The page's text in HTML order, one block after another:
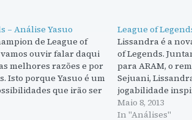
– Análise Yasuo
de League of
ouvir falar daqui
melhores razões e por
Isto porque Yasuo é um
que irão ser
os jogadores
o que estão a fazer.
League of
Lissandra é a
of Legends.
para ARAM, o
Sejuani,
jogabilidade
suas
stun ou slow,
Maio 8, 2013
In "Análises"